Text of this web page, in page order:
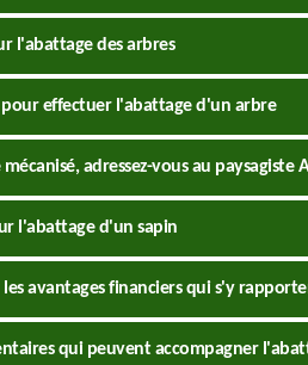
l'abattage des arbres
pour effectuer l'abattage d'un arbre
adressez-vous au paysagiste
l'abattage d'un sapin
avantages financiers qui s'y
qui peuvent accompagner